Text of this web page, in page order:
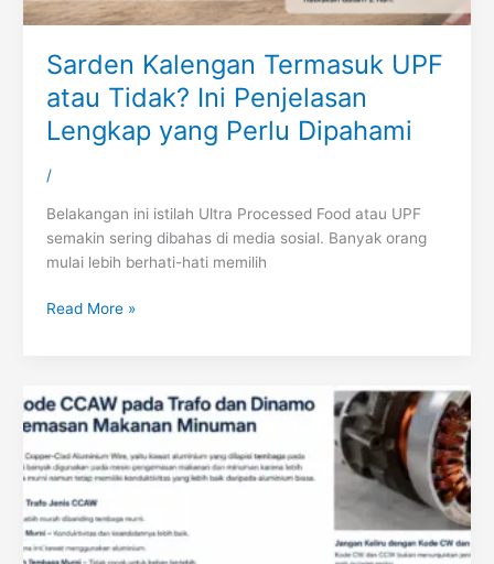
Sarden Kalengan Termasuk UPF
atau Tidak? Ini Penjelasan
Lengkap yang Perlu Dipahami
/
Belakangan ini istilah Ultra Processed Food atau UPF
semakin sering dibahas di media sosial. Banyak orang
mulai lebih berhati-hati memilih
Read More »